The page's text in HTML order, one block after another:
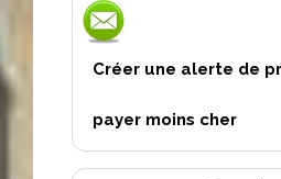
Créer une alerte de
payer moins cher